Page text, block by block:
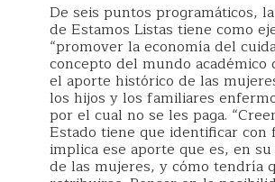
De seis puntos programáticos,
de Estamos Listas tiene como
“promover la economía del
concepto del mundo académico
el aporte histórico de las
los hijos y los familiares
por el cual no se les paga.
Estado tiene que identificar con
implica ese aporte que es, en
de las mujeres, y cómo tendría